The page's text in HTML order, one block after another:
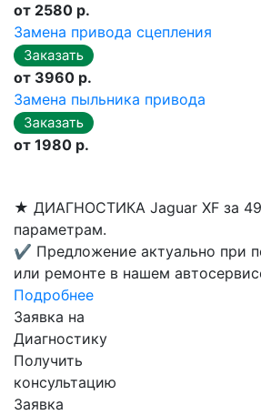
от 2580 р.
Замена привода сцепления
от 3960 р.
Замена пыльника привода
от 1980 р.
★ ДИАГНОСТИКА Jaguar XF за
параметрам.
✔ Предложение актуально при
или ремонте в нашем
Подробнее
Заявка на
Диагностику
Получить
консультацию
Заявка